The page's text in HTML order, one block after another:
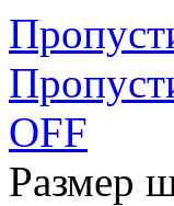
OFF
Размер